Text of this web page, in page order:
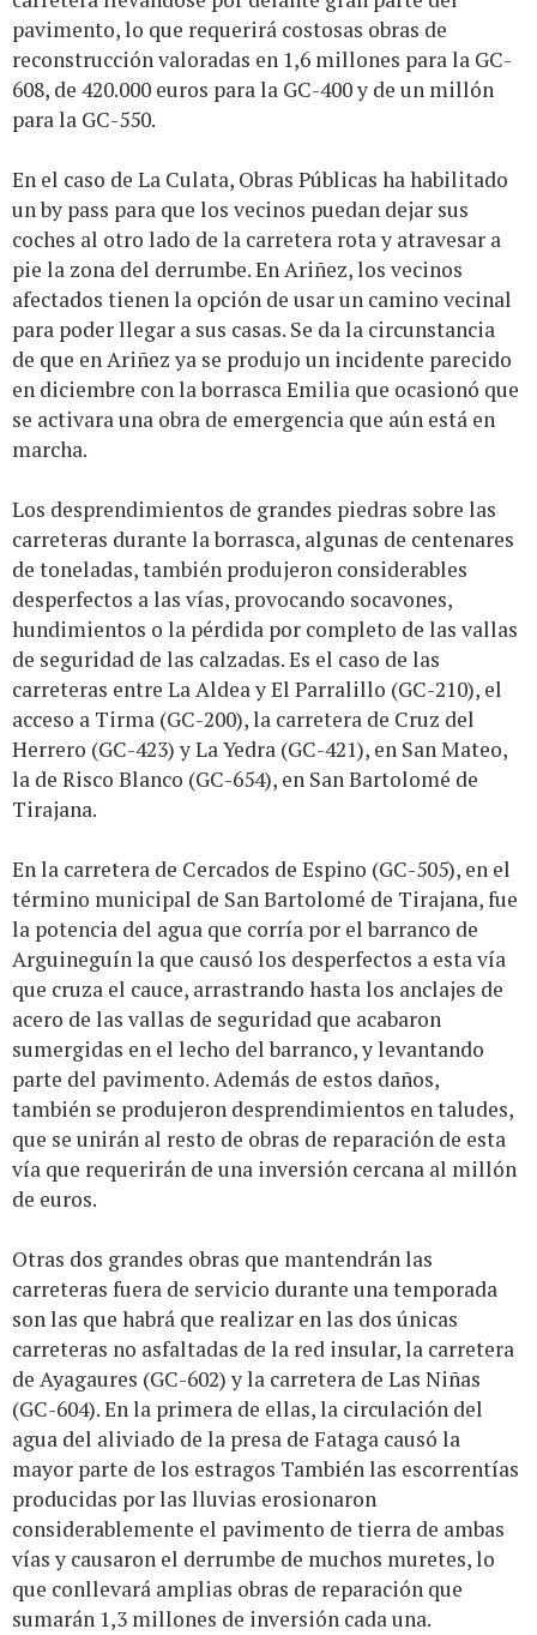
pavimento, lo que requerirá costosas obras de
reconstrucción valoradas en 1,6 millones para la GC-
608, de 420.000 euros para la GC-400 y de un millón
para la GC-550.
En el caso de La Culata, Obras Públicas ha habilitado
un by pass para que los vecinos puedan dejar sus
coches al otro lado de la carretera rota y atravesar a
pie la zona del derrumbe. En Ariñez, los vecinos
afectados tienen la opción de usar un camino vecinal
para poder llegar a sus casas. Se da la circunstancia
de que en Ariñez ya se produjo un incidente parecido
en diciembre con la borrasca Emilia que ocasionó que
se activara una obra de emergencia que aún está en
marcha.
Los desprendimientos de grandes piedras sobre las
carreteras durante la borrasca, algunas de centenares
de toneladas, también produjeron considerables
desperfectos a las vías, provocando socavones,
hundimientos o la pérdida por completo de las vallas
de seguridad de las calzadas. Es el caso de las
carreteras entre La Aldea y El Parralillo (GC-210), el
acceso a Tirma (GC-200), la carretera de Cruz del
Herrero (GC-423) y La Yedra (GC-421), en San Mateo,
la de Risco Blanco (GC-654), en San Bartolomé de
Tirajana.
En la carretera de Cercados de Espino (GC-505), en el
término municipal de San Bartolomé de Tirajana, fue
la potencia del agua que corría por el barranco de
Arguineguín la que causó los desperfectos a esta vía
que cruza el cauce, arrastrando hasta los anclajes de
acero de las vallas de seguridad que acabaron
sumergidas en el lecho del barranco, y levantando
parte del pavimento. Además de estos daños,
también se produjeron desprendimientos en taludes,
que se unirán al resto de obras de reparación de esta
vía que requerirán de una inversión cercana al millón
de euros.
Otras dos grandes obras que mantendrán las
carreteras fuera de servicio durante una temporada
son las que habrá que realizar en las dos únicas
carreteras no asfaltadas de la red insular, la carretera
de Ayagaures (GC-602) y la carretera de Las Niñas
(GC-604). En la primera de ellas, la circulación del
agua del aliviado de la presa de Fataga causó la
mayor parte de los estragos También las escorrentías
producidas por las lluvias erosionaron
considerablemente el pavimento de tierra de ambas
vías y causaron el derrumbe de muchos muretes, lo
que conllevará amplias obras de reparación que
sumarán 1,3 millones de inversión cada una.